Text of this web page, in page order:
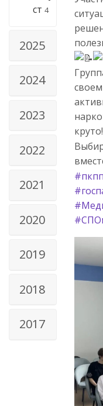
ст 4
2025
2024
2023
2022
2021
2020
2019
2018
2017
круто!